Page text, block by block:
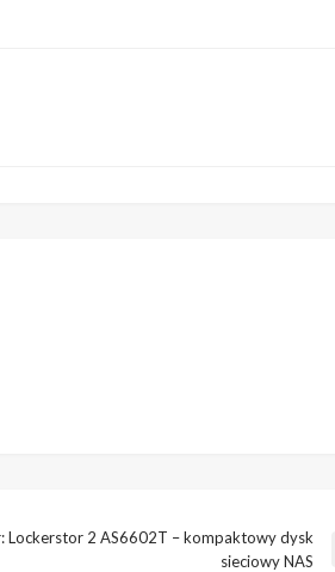
Lockerstor 2 AS6602T – kompaktowy dysk
sieciowy NAS